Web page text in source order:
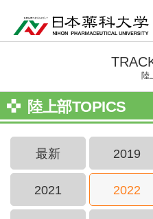
陸
陸上部TOPICS
最新 2019
2021 2022